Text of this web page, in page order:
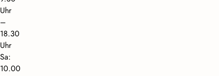
Uhr
–
18.30
Uhr
Sa:
10.00